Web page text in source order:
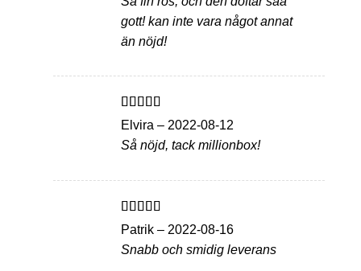
gott! kan inte vara något annat
än nöjd!
Betygsatt5
av 5
Elvira – 2022-08-12
Så nöjd, tack millionbox!
Betygsatt5
av 5
Patrik – 2022-08-16
Snabb och smidig leverans